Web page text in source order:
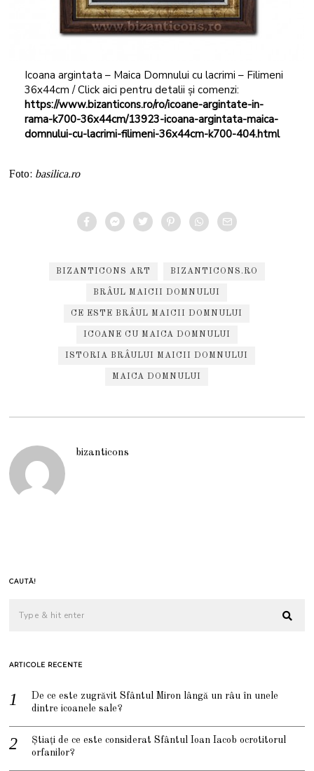
Icoana argintata – Maica Domnului cu lacrimi – Filimeni
36x44cm / Click aici pentru detalii și comenzi:
https://www.bizanticons.ro/ro/icoane-argintate-in-
rama-k700-36x44cm/13923-icoana-argintata-maica-
domnului-cu-lacrimi-filimeni-36x44cm-k700-404.html
Foto: basilica.ro
BIZANTICONS ART BIZANTICONS.RO
BRÂUL MAICII DOMNULUI
CE ESTE BRÂUL MAICII DOMNULUI
ICOANE CU MAICA DOMNULUI
ISTORIA BRÂULUI MAICII DOMNULUI
MAICA DOMNULUI
bizanticons
CAUTĂ!
ARTICOLE RECENTE
De ce este zugrăvit Sfântul Miron lângă un râu în unele
dintre icoanele sale?
Știați de ce este considerat Sfântul Ioan Iacob ocrotitorul
orfanilor?